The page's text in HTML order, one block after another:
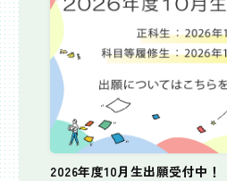
2026年度10月生出願受付中！